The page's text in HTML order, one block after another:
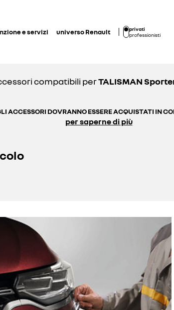
e servizi universo Renault
privati
professionisti
compatibili perTALISMAN
ACCESSORI DOVRANNO ESSERE ACQUISTATI IN
per saperne di più